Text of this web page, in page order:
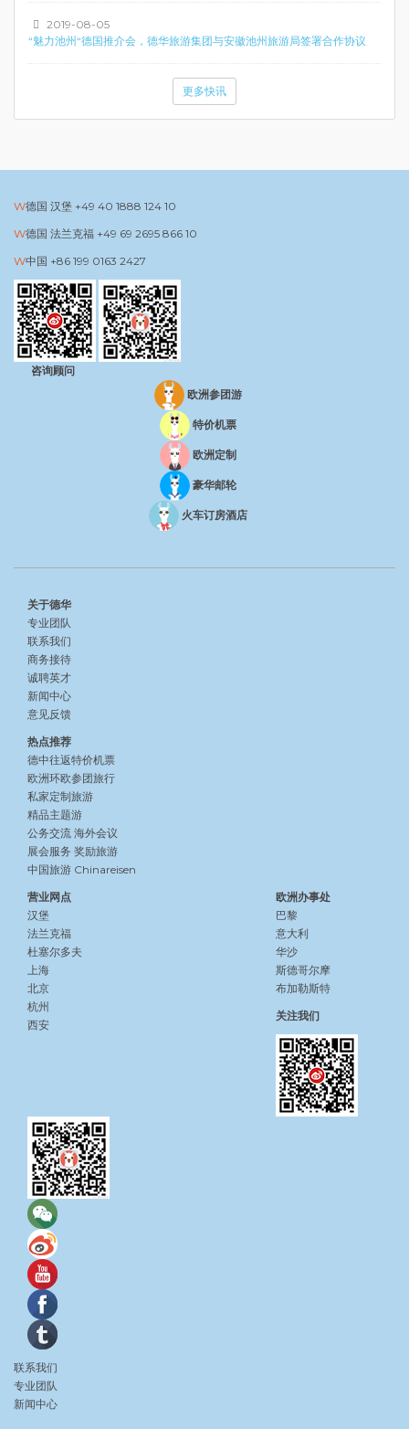
2019-08-05
“魅力池州“德国推介会，德华旅游集团与安徽池州旅游局签署合作协议
更多快讯
德国 汉堡 +49 40 1888 124 10
德国 法兰克福 +49 69 2695 866 10
中国 +86 199 0163 2427
咨询顾问
欧洲参团游
特价机票
欧洲定制
豪华邮轮
火车订房酒店
关于德华
专业团队
联系我们
商务接待
诚聘英才
新闻中心
意见反馈
热点推荐
德中往返特价机票
欧洲环欧参团旅行
私家定制旅游
精品主题游
公务交流 海外会议
展会服务 奖励旅游
中国旅游 Chinareisen
营业网点
汉堡
法兰克福
杜塞尔多夫
上海
北京
杭州
西安
欧洲办事处
巴黎
意大利
华沙
斯德哥尔摩
布加勒斯特
关注我们
联系我们
专业团队
新闻中心